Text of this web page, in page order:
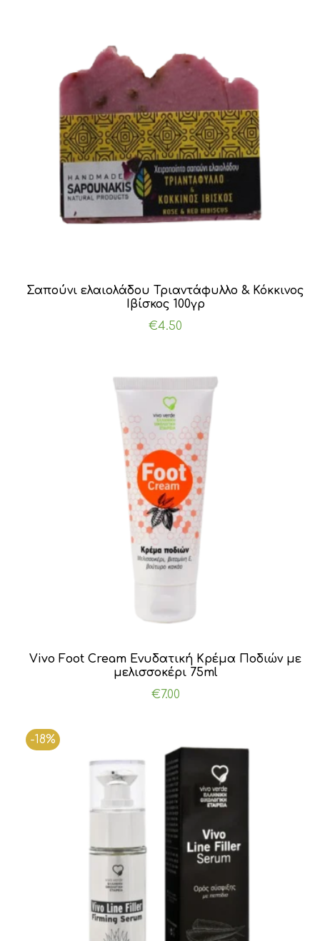
Σαπούνι ελαιολάδου Τριαντάφυλλο & Κόκκινος
Ιβίσκος 100γρ
€4.50
Vivo Foot Cream Ενυδατική Κρέμα Ποδιών με
μελισσοκέρι 75ml
€7.00
-18%